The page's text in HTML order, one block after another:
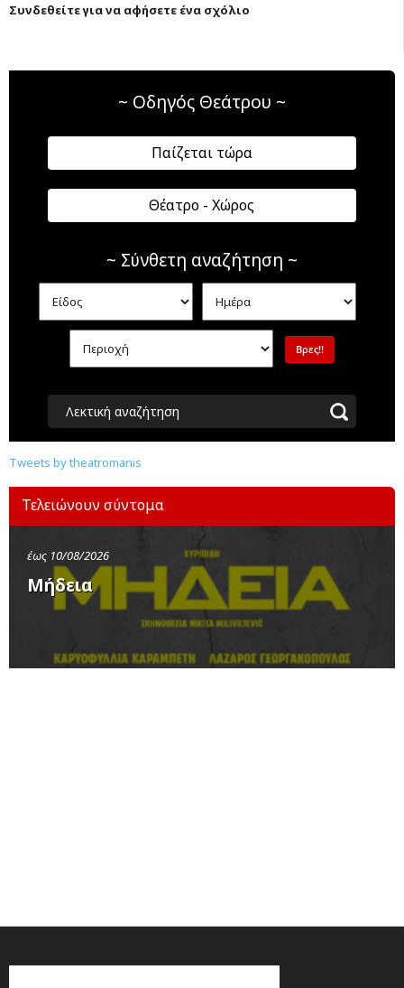
Συνδεθείτε για να αφήσετε ένα σχόλιο
~ Οδηγός Θεάτρου ~
Παίζεται τώρα
Θέατρο - Χώρος
~ Σύνθετη αναζήτηση ~
Λεκτική αναζήτηση
Tweets by theatromanis
Τελειώνουν σύντομα
έως 10/08/2026
Μήδεια